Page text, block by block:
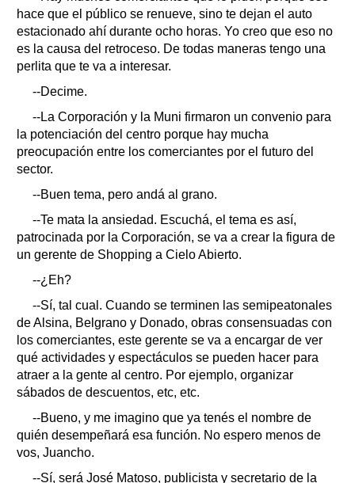
hace que el público se renueve, sino te dejan el auto
estacionado ahí durante ocho horas. Yo creo que eso no
es la causa del retroceso. De todas maneras tengo una
perlita que te va a interesar.
--Decime.
--La Corporación y la Muni firmaron un convenio para
la potenciación del centro porque hay mucha
preocupación entre los comerciantes por el futuro del
sector.
--Buen tema, pero andá al grano.
--Te mata la ansiedad. Escuchá, el tema es así,
patrocinada por la Corporación, se va a crear la figura de
un gerente de Shopping a Cielo Abierto.
--¿Eh?
--Sí, tal cual. Cuando se terminen las semipeatonales
de Alsina, Belgrano y Donado, obras consensuadas con
los comerciantes, este gerente se va a encargar de ver
qué actividades y espectáculos se pueden hacer para
atraer a la gente al centro. Por ejemplo, organizar
sábados de descuentos, etc, etc.
--Bueno, y me imagino que ya tenés el nombre de
quién desempeñará esa función. No espero menos de
vos, Juancho.
--Sí, será José Matoso, publicista y secretario de la